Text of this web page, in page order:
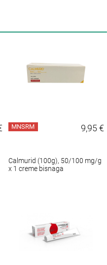
MNSRM 9,95 €
Calmurid (100g), 50/100 mg/g
x 1 creme bisnaga